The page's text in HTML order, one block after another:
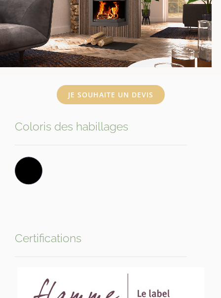
JE SOUHAITE UN DEVIS
Coloris des habillages
Certifications